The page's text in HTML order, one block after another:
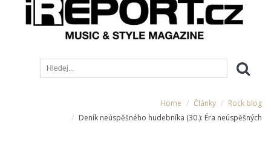
Home Články
Rock blog
Deník neúspěšného hudebníka (30.): Éra neúspěšných